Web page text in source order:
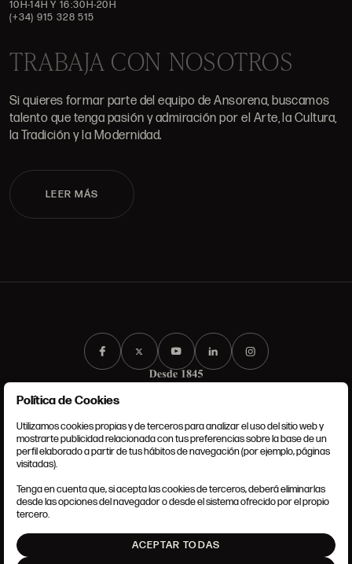
10H-14H Y 16:30H-20H
(+34) 915 328 515
TRABAJA CON NOSOTROS
Si quieres formar parte del equipo de Ansorena, buscamos
talento que tenga pasión y admiración por el Arte, la Cultura,
la Tradición y la Modernidad.
LEER MÁS
CONDICIONES GENERALES
POLÍTICA DE COOKIES
AJUSTE DE COOKIES
Política de Cookies
Utilizamos cookies propias y de terceros para analizar el uso del sitio web y
mostrarte publicidad relacionada con tus preferencias sobre la base de un
perfil elaborado a partir de tus hábitos de navegación (por ejemplo, páginas
visitadas).
Tenga en cuenta que, si acepta las cookies de terceros, deberá eliminarlas
desde las opciones del navegador o desde el sistema ofrecido por el propio
tercero.
ACEPTAR TODAS